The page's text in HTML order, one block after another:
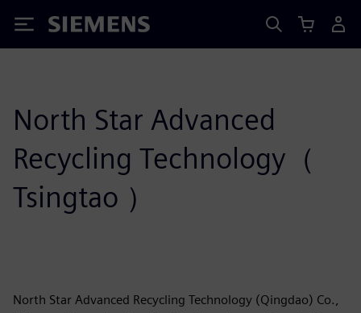
Siemens
North Star Advanced
Recycling Technology（
Tsingtao ）
North Star Advanced Recycling Technology (Qingdao) Co.,